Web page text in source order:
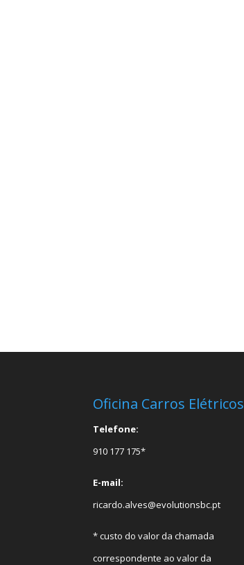
Oficina Carros Elétricos
Telefone:
910 177 175*
E-mail:
ricardo.alves@evolutionsbc.pt
* custo do valor da chamada
correspondente ao valor da